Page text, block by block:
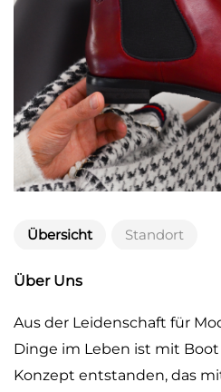
Übersicht Standort
Über Uns
Aus der Leidenschaft für
Dinge im Leben ist mit
Konzept entstanden, das